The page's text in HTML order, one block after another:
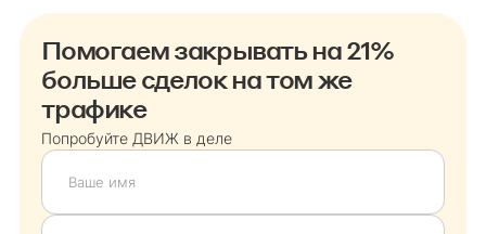
Помогаем закрывать на 21%
больше сделок на том же
трафике
Попробуйте ДВИЖ в деле